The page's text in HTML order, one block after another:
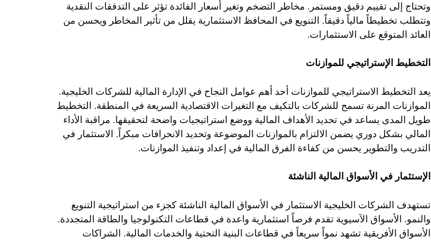
وتحتاج إلى تقييم دقيق ومستمر. مخاطر التضخم وتغير أسعار الفائدة تؤثر على التدفقات النقدية
وتتطلب تخطيطاً مالياً دقيقاً. التنويع في المحافظ الاستثمارية يقلل من تأثير المخاطر ويحسن من
العائد المتوقع على الاستثمارات.
التخطيط الإستراتيجي للموازنات
يعد التخطيط الاستراتيجي للموازنات أحد أهم عوامل النجاح في الإدارة المالية للشركات الخليجية.
الموازنات المرنة تسمح للشركات بالتكيف مع التغيرات الاقتصادية السريعة في المنطقة. التخطيط
طويل المدى يساعد في تحديد الأهداف المالية ووضع استراتيجيات واضحة لتحقيقها. مراقبة الأداء
المالي بشكل دوري يضمن الالتزام بالموازنات الموضوعة وتحديد الانحرافات مبكراً. الاستثمار في
التدريب والتطوير يحسن من كفاءة الفرق المالية في إعداد وتنفيذ الموازنات.
الإستثمار في الأسواق المالية الناشئة
تستهدف الشركات الخليجية الاستثمار في الأسواق المالية الناشئة كجزء من استراتيجية التنويع
والنمو. الأسواق الآسيوية تقدم فرصاً استثمارية واعدة في قطاعات التكنولوجيا والطاقة المتجددة.
الأسواق الأفريقية تشهد نمواً سريعاً في قطاعات البنية التحتية والخدمات المالية. الشراكات